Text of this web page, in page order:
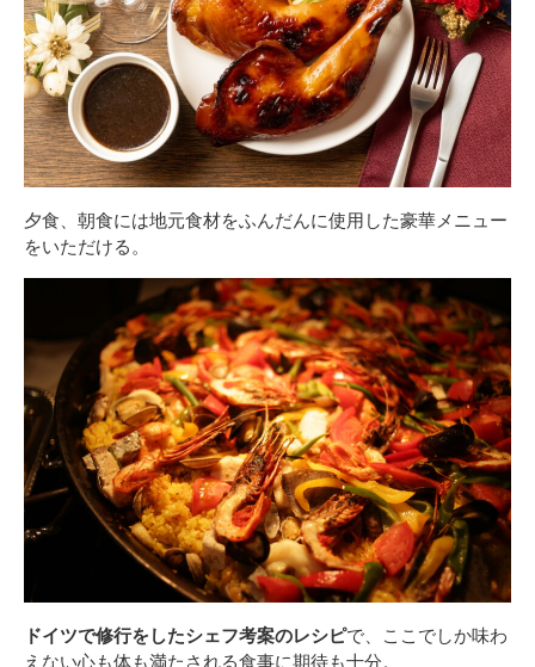
夕食、朝食には地元食材をふんだんに使用した豪華メニュー
をいただける。
ドイツで修行をしたシェフ考案のレシピで、ここでしか味わ
えない心も体も満たされる食事に期待も十分。